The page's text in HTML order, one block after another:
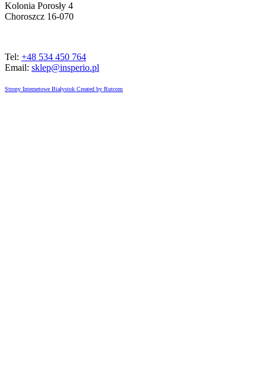
Kolonia Porosły 4
Choroszcz 16-070
Tel: +48 534 450 764
Email: sklep@insperio.pl
Strony Internetowe Białystok Created by Rutcom